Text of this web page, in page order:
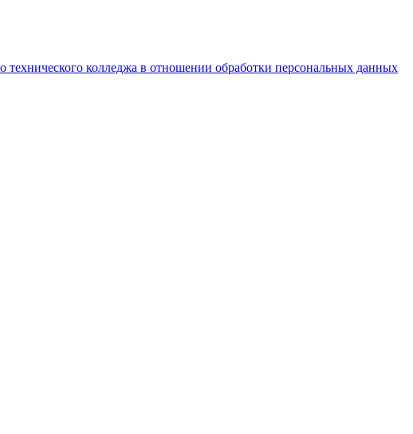
технического колледжа в отношении обработки персональных данных